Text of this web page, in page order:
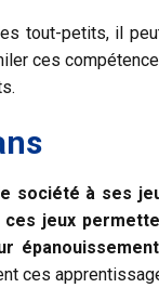
tout-petits, il
ces
société à ses
ces jeux
ces